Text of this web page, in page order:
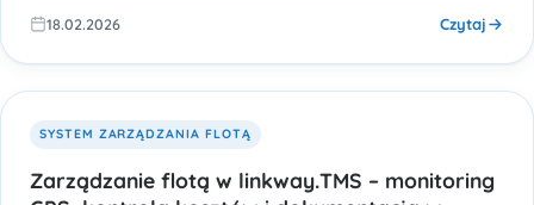
18.02.2026 Czytaj
SYSTEM ZARZĄDZANIA FLOTĄ
Zarządzanie flotą w linkway.TMS – monitoring